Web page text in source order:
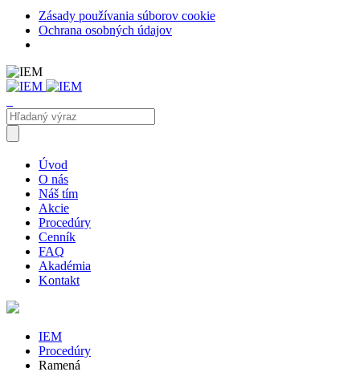
Zásady používania súborov cookie
Ochrana osobných údajov
Úvod
O nás
Náš tím
Akcie
Procedúry
Cenník
FAQ
Akadémia
Kontakt
IEM
Procedúry
Ramená